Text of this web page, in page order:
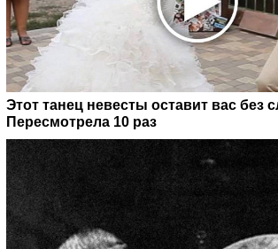
Этот танец невесты оставит вас без
Пересмотрела 10 раз